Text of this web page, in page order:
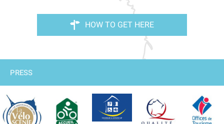
HOW TO GET HERE
PRESS